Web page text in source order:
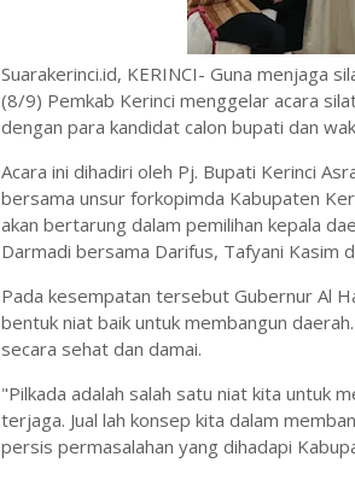
Suarakerinci.id, KERINCI- Guna menjaga
(8/9) Pemkab Kerinci menggelar acara
dengan para kandidat calon bupati dan
Acara ini dihadiri oleh Pj. Bupati Kerinci
bersama unsur forkopimda Kabupaten
akan bertarung dalam pemilihan kepala
Darmadi bersama Darifus, Tafyani Kasim
Pada kesempatan tersebut Gubernur Al
bentuk niat baik untuk membangun
secara sehat dan damai.
"Pilkada adalah salah satu niat kita untuk
terjaga. Jual lah konsep kita dalam
persis permasalahan yang dihadapi